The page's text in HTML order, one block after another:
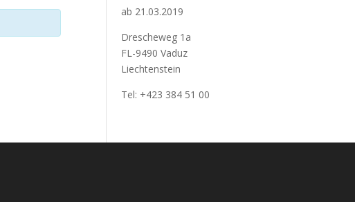
ab 21.03.2019
Drescheweg 1a
FL-9490 Vaduz
Liechtenstein
Tel: +423 384 51 00